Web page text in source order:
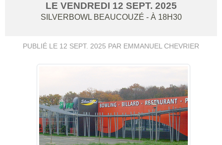
LE VENDREDI 12 SEPT. 2025
SILVERBOWL BEAUCOUZÉ - À 18H30
PUBLIÉ LE 12 SEPT. 2025 PAR EMMANUEL CHEVRIER